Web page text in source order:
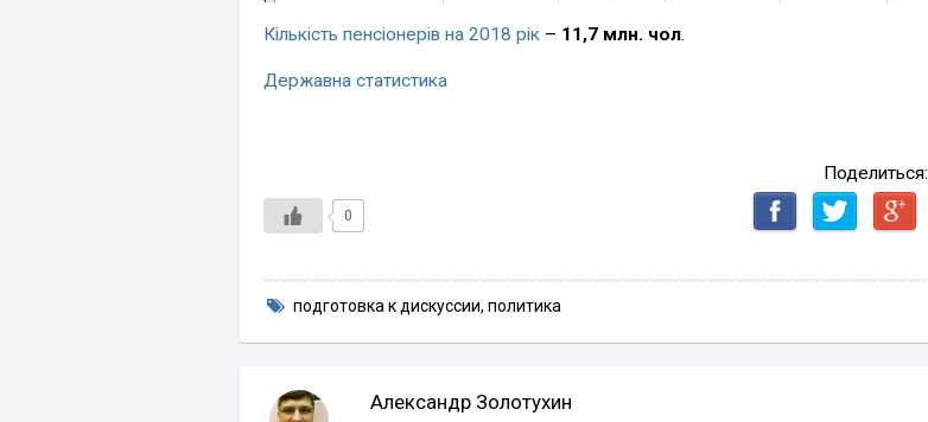
Кількість пенсіонерів на 2018 рік – 11,7 млн. чол.
Державна статистика
Поделиться:
0
подготовка к дискуссии, политика
Александр Золотухин